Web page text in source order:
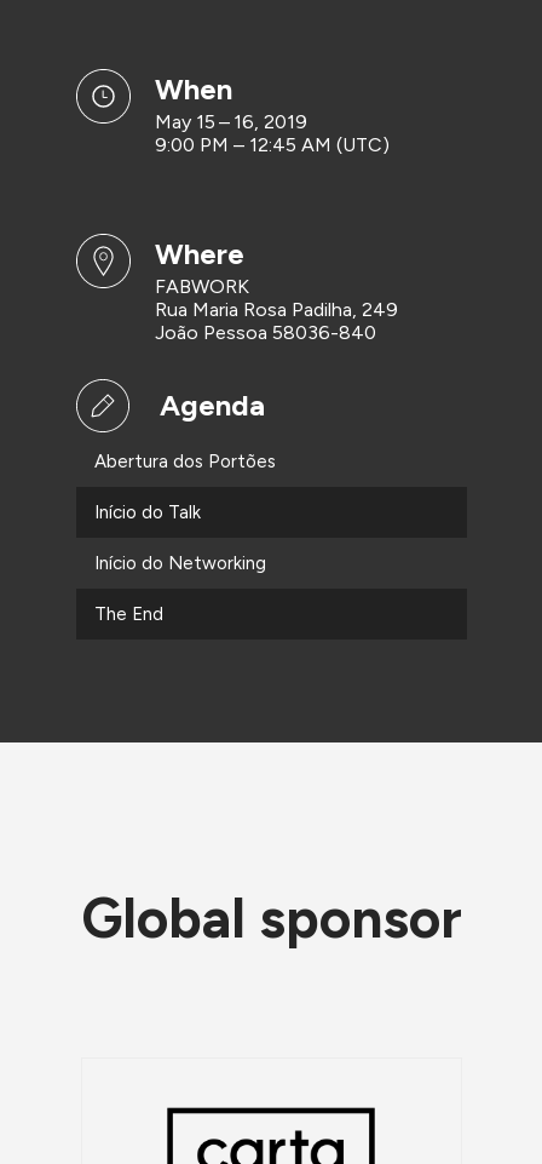
when
May 15 – 16, 2019
9:00 PM – 12:45 AM (UTC)
where
FABWORK
Rua Maria Rosa Padilha, 249
João Pessoa 58036-840
Agenda
Abertura dos Portões
Início do Talk
Início do Networking
The End
Global sponsor